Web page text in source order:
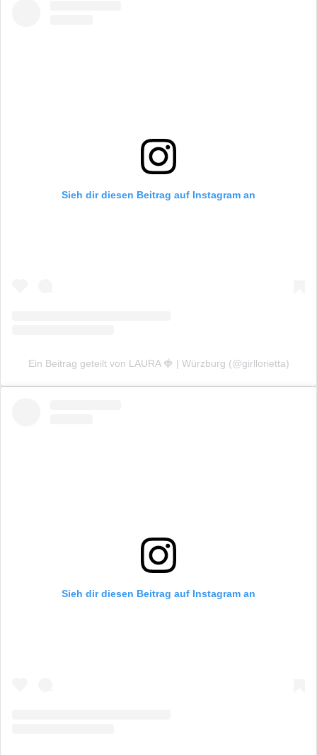
Sieh dir diesen Beitrag auf Instagram an
Ein Beitrag geteilt von LAURA 🍓 | Würzburg (@girllorietta)
Sieh dir diesen Beitrag auf Instagram an